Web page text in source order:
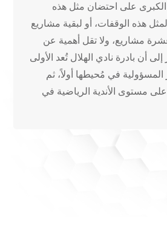
الكبرى على احتضان مثل هذه
هذه الوقفات، أو لبقية مشاريع
مشاريع، ولا تقل أهمية عن
أن بادرة نادي الهلال تُعد الأولى
في مُحيطها أولاً، ثم
مستوى الأندية الرياضية في